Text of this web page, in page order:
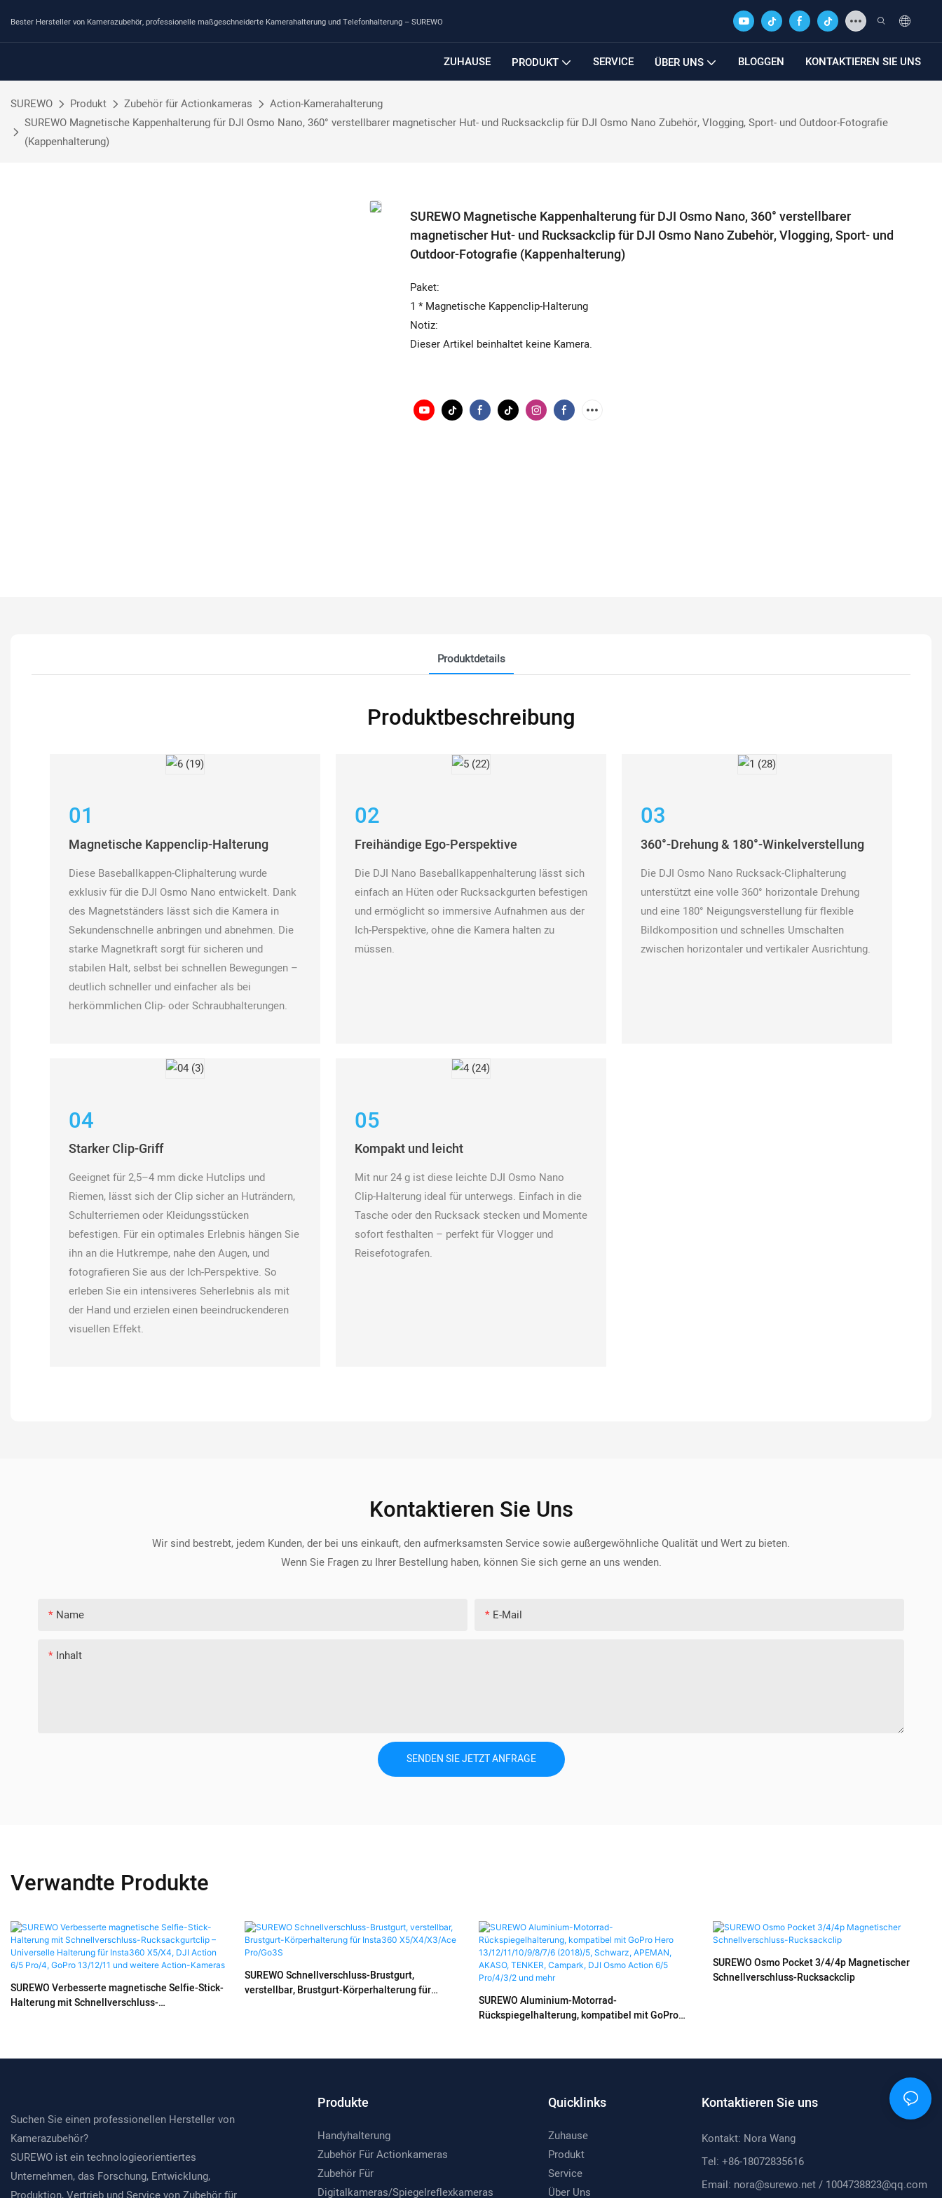
Bester Hersteller von Kamerazubehör, professionelle maßgeschneiderte Kamerahalterung und Telefonhalterung – SUREWO
ZUHAUSE PRODUKT SERVICE ÜBER UNS BLOGGEN KONTAKTIEREN SIE UNS
SUREWO Produkt Zubehör für Actionkameras
Action-Kamerahalterung
SUREWO Magnetische Kappenhalterung für DJI Osmo Nano, 360° verstellbarer magnetischer Hut- und Rucksackclip für DJI Osmo Nano Zubehör, Vlogging, Sport- und Outdoor-Fotografie
(Kappenhalterung)
SUREWO Magnetische Kappenhalterung für DJI Osmo Nano, 360° verstellbarer
magnetischer Hut- und Rucksackclip für DJI Osmo Nano Zubehör, Vlogging, Sport- und
Outdoor-Fotografie (Kappenhalterung)
Paket:
1 * Magnetische Kappenclip-Halterung
Notiz:
Dieser Artikel beinhaltet keine Kamera.
Produktdetails
Produktbeschreibung
01
Magnetische Kappenclip-Halterung
Diese Baseballkappen-Cliphalterung wurde
exklusiv für die DJI Osmo Nano entwickelt. Dank
des Magnetständers lässt sich die Kamera in
Sekundenschnelle anbringen und abnehmen. Die
starke Magnetkraft sorgt für sicheren und
stabilen Halt, selbst bei schnellen Bewegungen –
deutlich schneller und einfacher als bei
herkömmlichen Clip- oder Schraubhalterungen.
02
Freihändige Ego-Perspektive
Die DJI Nano Baseballkappenhalterung lässt sich
einfach an Hüten oder Rucksackgurten befestigen
und ermöglicht so immersive Aufnahmen aus der
Ich-Perspektive, ohne die Kamera halten zu
müssen.
03
360°-Drehung & 180°-Winkelverstellung
Die DJI Osmo Nano Rucksack-Cliphalterung
unterstützt eine volle 360° horizontale Drehung
und eine 180° Neigungsverstellung für flexible
Bildkomposition und schnelles Umschalten
zwischen horizontaler und vertikaler Ausrichtung.
04
Starker Clip-Griff
Geeignet für 2,5–4 mm dicke Hutclips und
Riemen, lässt sich der Clip sicher an Huträndern,
Schulterriemen oder Kleidungsstücken
befestigen. Für ein optimales Erlebnis hängen Sie
ihn an die Hutkrempe, nahe den Augen, und
fotografieren Sie aus der Ich-Perspektive. So
erleben Sie ein intensiveres Seherlebnis als mit
der Hand und erzielen einen beeindruckenderen
visuellen Effekt.
05
Kompakt und leicht
Mit nur 24 g ist diese leichte DJI Osmo Nano
Clip-Halterung ideal für unterwegs. Einfach in die
Tasche oder den Rucksack stecken und Momente
sofort festhalten – perfekt für Vlogger und
Reisefotografen.
Kontaktieren Sie Uns
Wir sind bestrebt, jedem Kunden, der bei uns einkauft, den aufmerksamsten Service sowie außergewöhnliche Qualität und Wert zu bieten.
Wenn Sie Fragen zu Ihrer Bestellung haben, können Sie sich gerne an uns wenden.
Name E-Mail
Inhalt
SENDEN SIE JETZT ANFRAGE
Verwandte Produkte
SUREWO Verbesserte magnetische Selfie-Stick-
Halterung mit Schnellverschluss-
SUREWO Schnellverschluss-Brustgurt,
verstellbar, Brustgurt-Körperhalterung für
SUREWO Aluminium-Motorrad-
Rückspiegelhalterung, kompatibel mit GoPro
Action 6/5 Pro/4/3/2 und mehr
SUREWO Osmo Pocket 3/4/4p Magnetischer
Schnellverschluss-Rucksackclip
Suchen Sie einen professionellen Hersteller von
Kamerazubehör?
SUREWO ist ein technologieorientiertes
Unternehmen, das Forschung, Entwicklung,
Produktion, Vertrieb und Service von Zubehör für
Produkte
Handyhalterung
Zubehör Für Actionkameras
Zubehör Für
Digitalkameras/Spiegelreflexkameras
Quicklinks
Zuhause
Produkt
Service
Über Uns
Kontaktieren Sie uns
Kontakt: Nora Wang
Tel: +86-18072835616
Email: nora@surewo.net/ 1004738823@qq.com